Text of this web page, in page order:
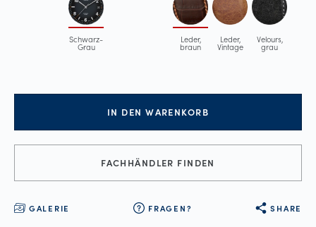
Schwarz-
Grau
Leder,
braun
Leder,
Vintage
Velours,
grau
IN DEN WARENKORB
FACHHÄNDLER FINDEN
GALERIE FRAGEN? SHARE